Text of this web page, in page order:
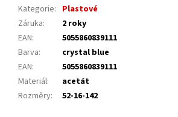
Kategorie: Plastové
Záruka:
2 roky
EAN:
5055860839111
Barva:
crystal blue
EAN:
5055860839111
Materiál:
acetát
Rozměry: 52-16-142